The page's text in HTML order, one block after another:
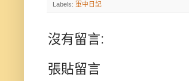
Labels: 軍中日記
沒有留言:
張貼留言